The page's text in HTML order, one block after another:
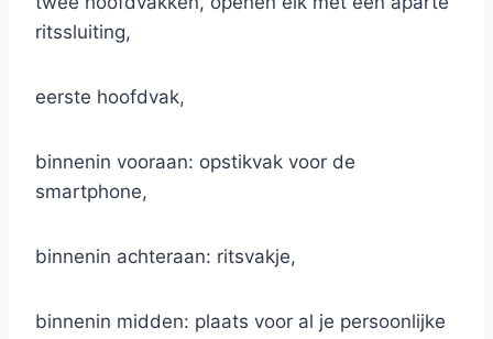
ritssluiting,
eerste hoofdvak,
binnenin vooraan: opstikvak voor de
smartphone,
binnenin achteraan: ritsvakje,
binnenin midden: plaats voor al je persoonlijke